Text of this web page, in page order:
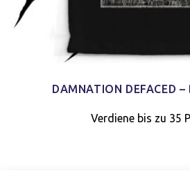
DAMNATION DEFACED –
Verdiene bis zu 35